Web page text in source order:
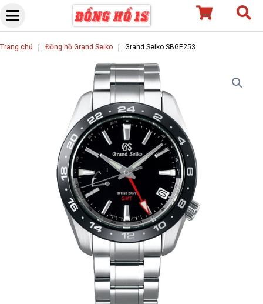
Skip
content
Trang chủ Đồng hồ Grand Seiko Grand Seiko SBGE253